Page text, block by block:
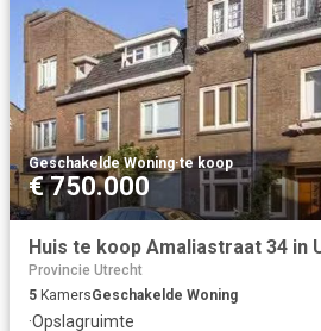
Geschakelde Woning·te koop
€ 750.000
Provincie Utrecht
5 KamersGeschakelde Woning
·Opslagruimte